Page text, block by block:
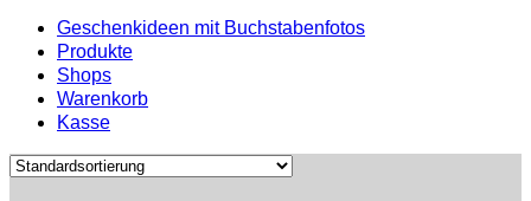
Geschenkideen mit Buchstabenfotos
Produkte
Shops
Warenkorb
Kasse